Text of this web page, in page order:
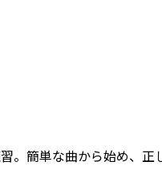
。簡単な曲から始め、正